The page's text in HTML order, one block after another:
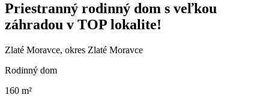
Priestranný rodinný dom s veľkou
záhradou v TOP lokalite!
Zlaté Moravce, okres Zlaté Moravce
Rodinný dom
160 m²